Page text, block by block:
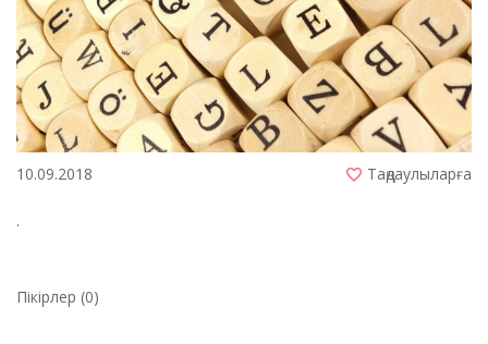
10.09.2018 Таңдаулыларға
.
Пікірлер (0)